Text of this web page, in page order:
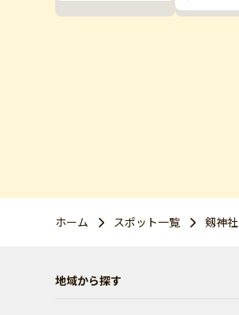
ホーム スポット一覧 剱神社
地域から探す